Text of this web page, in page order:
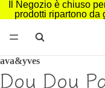
Il Negozio è chiuso
prodotti ripartono da
ava&yves
Dou Dou